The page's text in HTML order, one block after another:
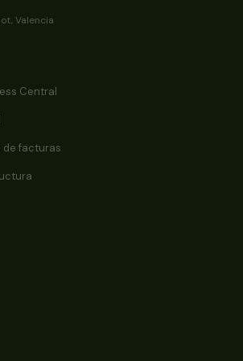
Valencia
Central
de facturas